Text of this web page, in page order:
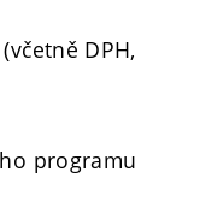
DPH,
programu